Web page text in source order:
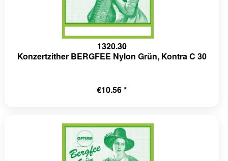
1320.30
Konzertzither BERGFEE Nylon Grün, Kontra C 30
€10.56 *